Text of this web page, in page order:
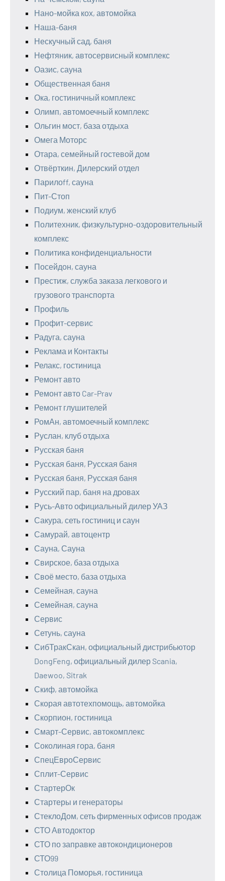
Нано-мойка кох, автомойка
Наша-баня
Нескучный сад, баня
Нефтяник, автосервисный комплекс
Оазис, сауна
Общественная баня
Ока, гостиничный комплекс
Олимп, автомоечный комплекс
Ольгин мост, база отдыха
Омега Моторс
Отара, семейный гостевой дом
Отвёрткин, Дилерский отдел
Парилоff, сауна
Пит-Стоп
Подиум, женский клуб
Политехник, физкультурно-оздоровительный
комплекс
Политика конфиденциальности
Посейдон, сауна
Престиж, служба заказа легкового и
грузового транспорта
Профиль
Профит-сервис
Радуга, сауна
Реклама и Контакты
Релакс, гостиница
Ремонт авто
Ремонт авто Car-Prav
Ремонт глушителей
РомАн, автомоечный комплекс
Руслан, клуб отдыха
Русская баня
Русская баня, Русская баня
Русская баня, Русская баня
Русский пар, баня на дровах
Русь-Авто официальный дилер УАЗ
Сакура, сеть гостиниц и саун
Самурай, автоцентр
Сауна, Сауна
Свирское, база отдыха
Своё место, база отдыха
Семейная, сауна
Семейная, сауна
Сервис
Сетунь, сауна
СибТракСкан, официальный дистрибьютор
DongFeng, официальный дилер Scania,
Daewoo, Sitrak
Скиф, автомойка
Скорая автотехпомощь, автомойка
Скорпион, гостиница
Смарт-Сервис, автокомплекс
Соколиная гора, баня
СпецЕвроСервис
Сплит-Сервис
СтартерОк
Стартеры и генераторы
СтеклоДом, сеть фирменных офисов продаж
СТО Автодоктор
СТО по заправке автокондиционеров
СТО99
Столица Поморья, гостиница